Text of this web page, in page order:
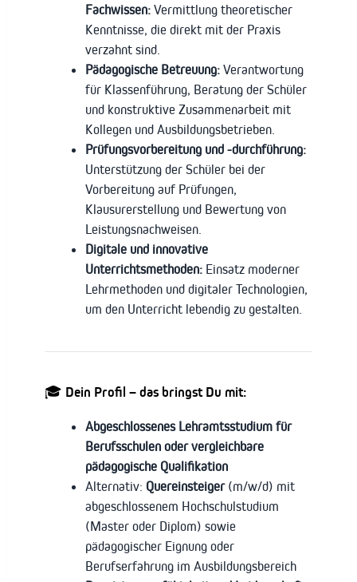
Fachwissen: Vermittlung theoretischer
Kenntnisse, die direkt mit der Praxis
verzahnt sind.
Pädagogische Betreuung: Verantwortung
für Klassenführung, Beratung der Schüler
und konstruktive Zusammenarbeit mit
Kollegen und Ausbildungsbetrieben.
Prüfungsvorbereitung und -durchführung:
Unterstützung der Schüler bei der
Vorbereitung auf Prüfungen,
Klausurerstellung und Bewertung von
Leistungsnachweisen.
Digitale und innovative
Unterrichtsmethoden: Einsatz moderner
Lehrmethoden und digitaler Technologien,
um den Unterricht lebendig zu gestalten.
🎓 Dein Profil – das bringst Du mit:
Abgeschlossenes Lehramtsstudium für
Berufsschulen oder vergleichbare
pädagogische Qualifikation
Alternativ: Quereinsteiger(m/w/d) mit
abgeschlossenem Hochschulstudium
(Master oder Diplom) sowie
pädagogischer Eignung oder
Berufserfahrung im Ausbildungsbereich